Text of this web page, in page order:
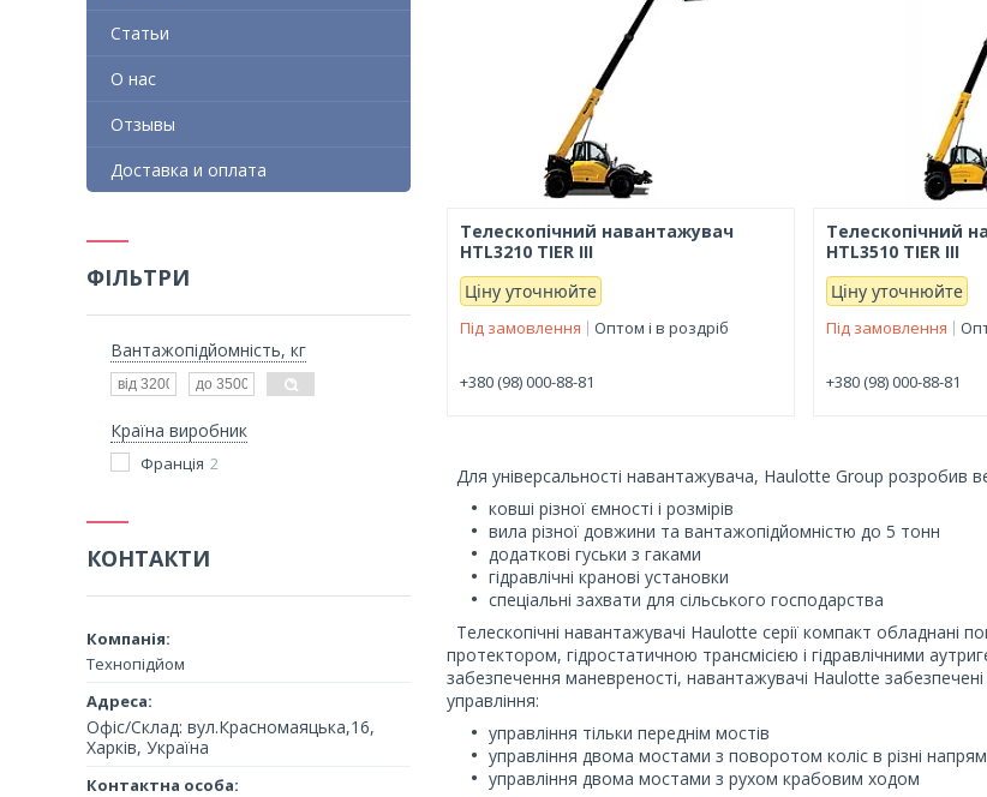
Телескопічний навантажувач
HTL3210 TIER III
Ціну уточнюйте
Під замовлення Оптом і в роздріб
+380 (98) 000-88-81
Телескопічний
HTL3510 TIER III
Ціну уточнюйте
Під замовлення
+380 (98) 000-88-81
Для універсальності навантажувача, Haulotte Group розробив
ковші різної ємності і розмірів
вила різної довжини та вантажопідйомністю до 5 тонн
додаткові гуськи з гаками
гідравлічні кранові установки
спеціальні захвати для сільського господарства
Телескопічні навантажувачі Haulotte серії компакт
протектором, гідростатичною трансмісією і гідравлічними
забезпечення маневреності, навантажувачі Haulotte
управління:
управління тільки переднім мостів
управління двома мостами з поворотом коліс в різні
управління двома мостами з рухом крабовим ходом
Статьи
О нас
Отзывы
Доставка и оплата
ФІЛЬТРИ
Вантажопідйомність, кг
Країна виробник
Франція 2
КОНТАКТИ
Технопідйом
Офіс/Склад: вул.Красномаяцька,16,
Харків, Україна